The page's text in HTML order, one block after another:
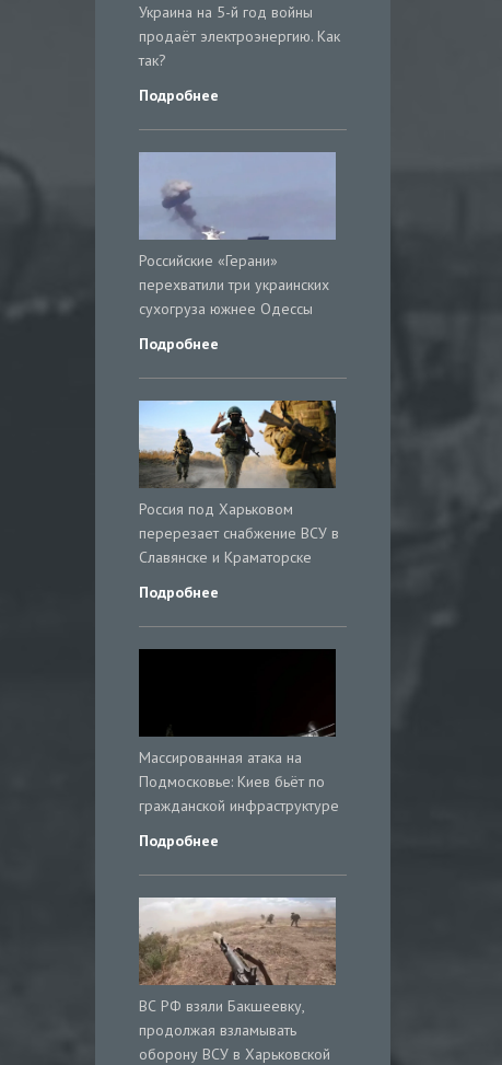
Украина на 5-й год войны
продаёт электроэнергию. Как
так?
Подробнее
Российские «Герани»
перехватили три украинских
сухогруза южнее Одессы
Подробнее
Россия под Харьковом
перерезает снабжение ВСУ в
Славянске и Краматорске
Подробнее
Массированная атака на
Подмосковье: Киев бьёт по
гражданской инфраструктуре
Подробнее
ВС РФ взяли Бакшеевку,
продолжая взламывать
оборону ВСУ в Харьковской